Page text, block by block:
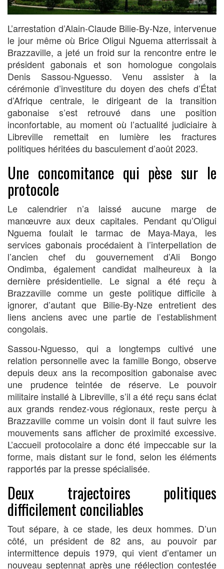
L’arrestation d’Alain-Claude Bilie-By-Nze, intervenue
le jour même où Brice Oligui Nguema atterrissait à
Brazzaville, a jeté un froid sur la rencontre entre le
président gabonais et son homologue congolais
Denis Sassou-Nguesso. Venu assister à la
cérémonie d’investiture du doyen des chefs d’État
d’Afrique centrale, le dirigeant de la transition
gabonaise s’est retrouvé dans une position
inconfortable, au moment où l’actualité judiciaire à
Libreville remettait en lumière les fractures
politiques héritées du basculement d’août 2023.
Une concomitance qui pèse sur le
protocole
Le calendrier n’a laissé aucune marge de
manœuvre aux deux capitales. Pendant qu’Oligui
Nguema foulait le tarmac de Maya-Maya, les
services gabonais procédaient à l’interpellation de
l’ancien chef du gouvernement d’Ali Bongo
Ondimba, également candidat malheureux à la
dernière présidentielle. Le signal a été reçu à
Brazzaville comme un geste politique difficile à
ignorer, d’autant que Bilie-By-Nze entretient des
liens anciens avec une partie de l’establishment
congolais.
Sassou-Nguesso, qui a longtemps cultivé une
relation personnelle avec la famille Bongo, observe
depuis deux ans la recomposition gabonaise avec
une prudence teintée de réserve. Le pouvoir
militaire installé à Libreville, s’il a été reçu sans éclat
aux grands rendez-vous régionaux, reste perçu à
Brazzaville comme un voisin dont il faut suivre les
mouvements sans afficher de proximité excessive.
L’accueil protocolaire a donc été impeccable sur la
forme, mais distant sur le fond, selon les éléments
rapportés par la presse spécialisée.
Deux trajectoires politiques
difficilement conciliables
Tout sépare, à ce stade, les deux hommes. D’un
côté, un président de 82 ans, au pouvoir par
intermittence depuis 1979, qui vient d’entamer un
nouveau septennat après une réélection contestée